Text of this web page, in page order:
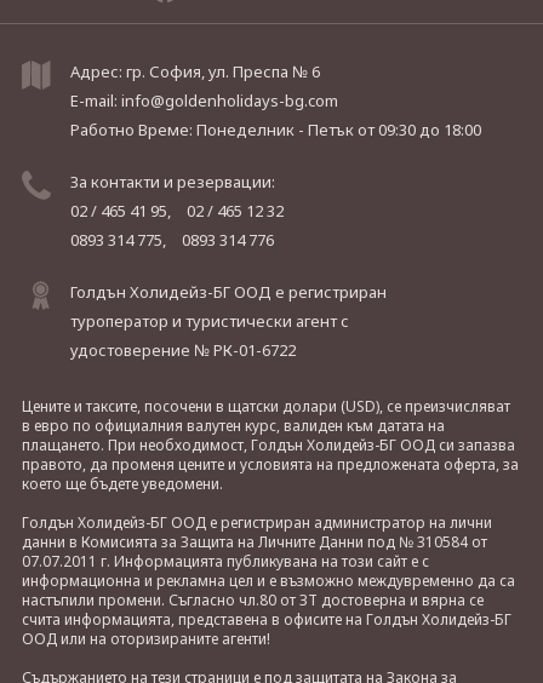
Адрес: гр. София, ул. Преспа № 6
E-mail: info@goldenholidays-bg.com
Работно Време: Понеделник - Петъкот 09:30 до 18:00
За контакти и резервации:
02 / 465 41 95,
02 / 465 12 32
0893 314 775,
0893 314 776
Голдън Холидейз-БГ ООД е регистриран
туроператор и туристически агент с
удостоверение № РК-01-6722
Цените и таксите, посочени в щатски долари (USD), се преизчисляват
в евро по официалния валутен курс, валиден към датата на
плащането. При необходимост, Голдън Холидейз-БГ ООД си запазва
правото, да променя цените и условията на предложената оферта, за
което ще бъдете уведомени.
Голдън Холидейз-БГ ООД е регистриран администратор на лични
данни в Комисията за Защита на Личните Данни под № 310584 от
07.07.2011 г. Информацията публикувана на този сайт е с
информационна и рекламна цел и е възможно междувременно да са
настъпили промени. Съгласно чл.80 от ЗТ достоверна и вярна се
счита информацията, представена в офисите на Голдън Холидейз-БГ
ООД или на оторизираните агенти!
Съдържанието на тези страници е под защитата на Закона за